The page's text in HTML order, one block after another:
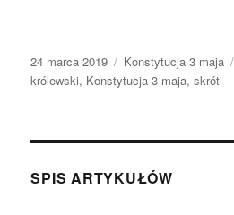
Data
publikacji
24 marca 2019 Kategorie
Konstytucja 3 maja
królewski, Konstytucja 3 maja,skrót
SPIS ARTYKUŁÓW